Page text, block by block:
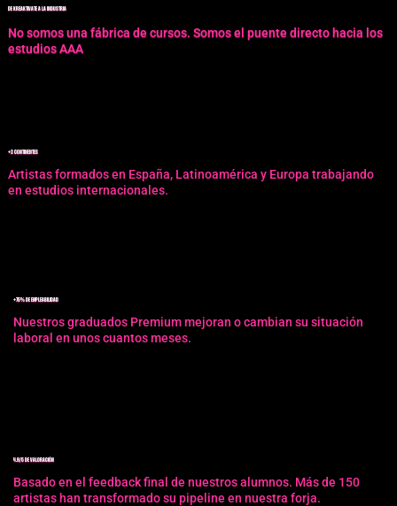
4.9/5 DE VALORACIÓN
Basado en el feedback final de nuestros alumnos. Más de 150
artistas han transformado su pipeline en nuestra forja.
+3 CONTINENTES
Artistas formados en España, Latinoamérica y Europa trabajando
en estudios internacionales.
+75% DE EMPLEABILIDAD
Nuestros graduados Premium mejoran o cambian su situación
laboral en unos cuantos meses.
DE KREAKTIVATE A LA INDUSTRIA
No somos una fábrica de cursos. Somos el puente directo hacia los
estudios AAA